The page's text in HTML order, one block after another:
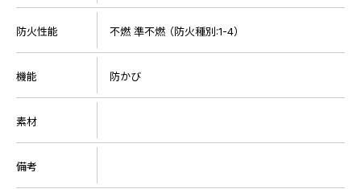
防火性能 不燃 準不燃 （防火種別:1-4）
機能 防かび
素材
備考